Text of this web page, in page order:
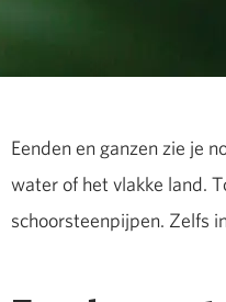
Eenden en ganzen zie je
water of het vlakke land.
schoorsteenpijpen. Zelfs